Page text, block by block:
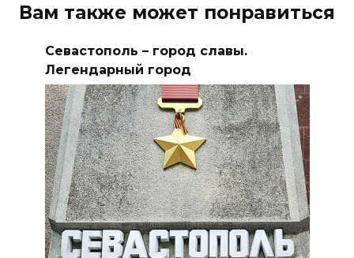
Вам также может понравиться
Севастополь – город славы.
Легендарный город